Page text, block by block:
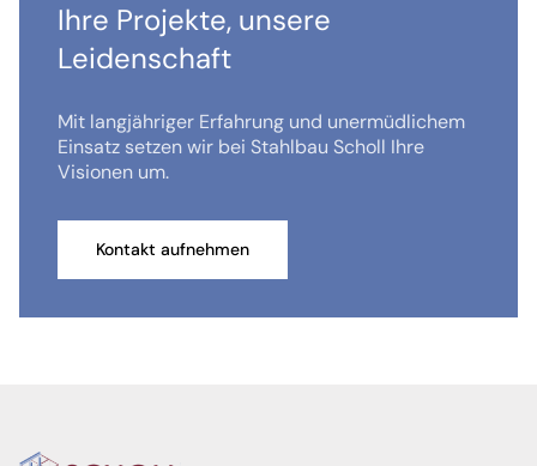
Ihre Projekte, unsere
Leidenschaft
Mit langjähriger Erfahrung und unermüdlichem
Einsatz setzen wir bei Stahlbau Scholl Ihre
Visionen um.
Kontakt aufnehmen